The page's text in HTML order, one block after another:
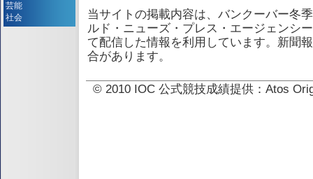
当サイトの掲載内容は、バンクーバー冬
ルド・ニューズ・プレス・エージェンシ
て配信した情報を利用しています。新聞
合があります。
© 2010 IOC 公式競技成績提供：Atos
芸能
社会